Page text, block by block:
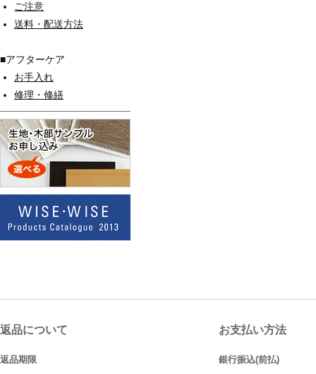
ご注意
送料・配送方法
■アフターケア
お手入れ
修理・修繕
返品について
返品期限
お支払い方法
銀行振込(前払)